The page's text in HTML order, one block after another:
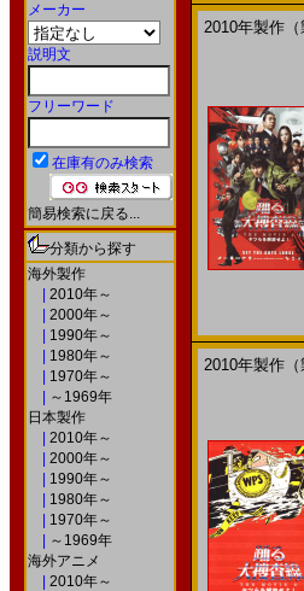
メーカー
説明文
フリーワード
在庫有のみ検索
簡易検索に戻る...
分類から探す
海外製作
2010年～
2000年～
1990年～
1980年～
1970年～
～1969年
日本製作
2010年～
2000年～
1990年～
1980年～
1970年～
～1969年
海外アニメ
2010年～
2010年製作（
2010年製作（